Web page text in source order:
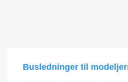
Busledninger til